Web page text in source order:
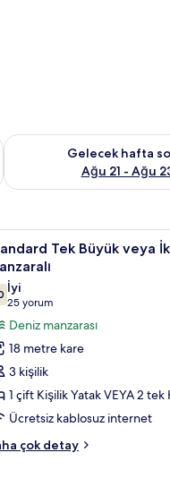
14 - Ağu 16
Gelecek hafta
Ağu 21 - Ağu
Önümüzdeki hafta sonu
8
Tek Büyük veya
/ 10
İyi
25 yorum
(25
yorum)
Deniz manzarası
18 metre kare
3 kişilik
1 çift Kişilik Yatak VEYA 2 tek
Ücretsiz kablosuz internet
çok detay